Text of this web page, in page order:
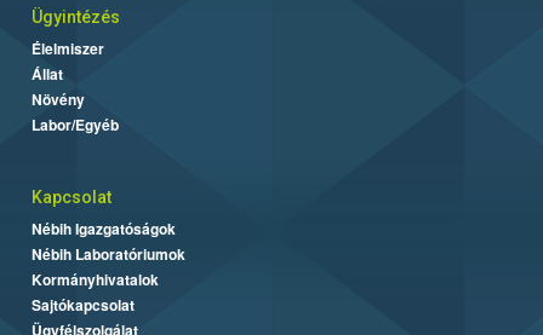
Ügyintézés
Élelmiszer
Állat
Növény
Labor/Egyéb
Kapcsolat
Nébih Igazgatóságok
Nébih Laboratóriumok
Kormányhivatalok
Sajtókapcsolat
Ügyfélszolgálat